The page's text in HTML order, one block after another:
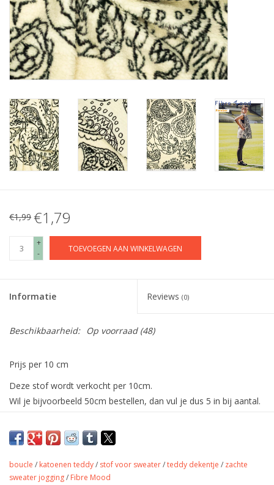
€1,99 €1,79
+
-
TOEVOEGEN AAN WINKELWAGEN
Informatie Reviews (0)
Beschikbaarheid: Op voorraad(48)
Prijs per 10 cm
Deze stof wordt verkocht per 10cm.
Wil je bijvoorbeeld 50cm bestellen, dan vul je dus 5 in bij aantal.
Lekkere warme teddy van fibre mood
met een klein beetje rek.
boucle / katoenen teddy/ stof voor sweater/teddy dekentje / zachte
sweater jogging/ Fibre Mood